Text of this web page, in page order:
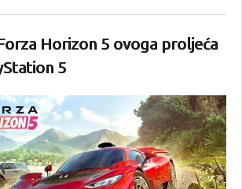
Horizon 5 ovoga proljeća
5